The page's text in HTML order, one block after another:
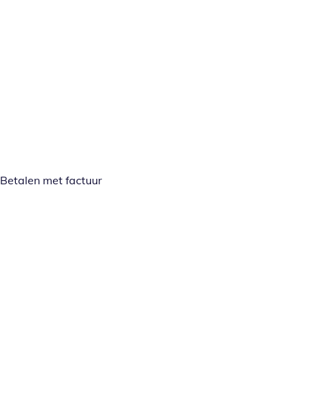
Betalen met factuur